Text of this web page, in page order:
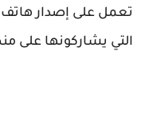
تعمل على إصدار
التي يشاركونها على